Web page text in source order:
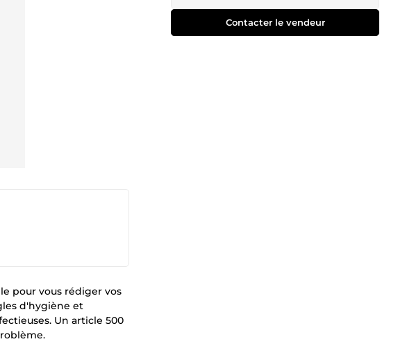
pour vous rédiger vos
d'hygiène et
Un article 500
Contacter le vendeur